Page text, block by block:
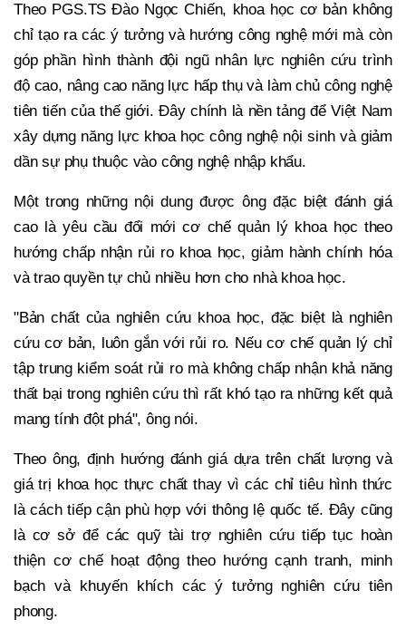
Theo PGS.TS Đào Ngọc Chiến, khoa học cơ bản không
chỉ tạo ra các ý tưởng và hướng công nghệ mới mà còn
góp phần hình thành đội ngũ nhân lực nghiên cứu trình
độ cao, nâng cao năng lực hấp thụ và làm chủ công nghệ
tiên tiến của thế giới. Đây chính là nền tảng để Việt Nam
xây dựng năng lực khoa học công nghệ nội sinh và giảm
dần sự phụ thuộc vào công nghệ nhập khẩu.
Một trong những nội dung được ông đặc biệt đánh giá
cao là yêu cầu đổi mới cơ chế quản lý khoa học theo
hướng chấp nhận rủi ro khoa học, giảm hành chính hóa
và trao quyền tự chủ nhiều hơn cho nhà khoa học.
"Bản chất của nghiên cứu khoa học, đặc biệt là nghiên
cứu cơ bản, luôn gắn với rủi ro. Nếu cơ chế quản lý chỉ
tập trung kiểm soát rủi ro mà không chấp nhận khả năng
thất bại trong nghiên cứu thì rất khó tạo ra những kết quả
mang tính đột phá", ông nói.
Theo ông, định hướng đánh giá dựa trên chất lượng và
giá trị khoa học thực chất thay vì các chỉ tiêu hình thức
là cách tiếp cận phù hợp với thông lệ quốc tế. Đây cũng
là cơ sở để các quỹ tài trợ nghiên cứu tiếp tục hoàn
thiện cơ chế hoạt động theo hướng cạnh tranh, minh
bạch và khuyến khích các ý tưởng nghiên cứu tiên
phong.